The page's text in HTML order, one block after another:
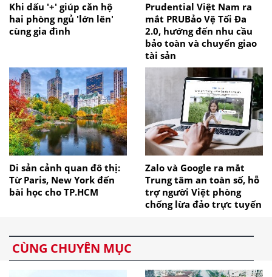
Khi dấu '+' giúp căn hộ
hai phòng ngủ 'lớn lên'
cùng gia đình
Prudential Việt Nam ra
mắt PRUBảo Vệ Tối Đa
2.0, hướng đến nhu cầu
bảo toàn và chuyển giao
tài sản
Di sản cảnh quan đô thị:
Từ Paris, New York đến
bài học cho TP.HCM
Zalo và Google ra mắt
Trung tâm an toàn số, hỗ
trợ người Việt phòng
chống lừa đảo trực tuyến
CÙNG CHUYÊN MỤC